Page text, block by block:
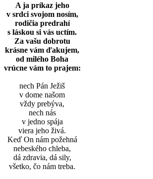
A ja príkaz jeho
v srdci svojom nosím,
rodičia predrahí
s láskou si vás uctím.
Za vašu dobrotu
krásne vám ďakujem,
od milého Boha
vrúcne vám to prajem:
nech Pán Ježiš
v dome našom
vždy prebýva,
nech nás
v jedno spája
viera jeho živá.
Keď On nám požehná
nebeského chleba,
dá zdravia, dá sily,
všetko, čo nám treba.